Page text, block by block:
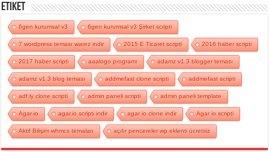
Etiket
6gen kurumsal v3 6gen kurumsal v3 Şirket scripti
7 wordpress teması warez indir 2015 E Ticaret scripti 2016 haber scripti
2017 haber scripti aaalogo programı adamz v1.3 blogger teması
adamz v1.3 blog teması addmefast clone scripti addmefast scripti
adf.ly clone scripti admin paneli scripti admin paneli template
Agar-io agar.io scripti indir agar io clone indir Agar io scripti
Aktif Bilişim whmcs temaları açılır pencereler wp eklenti ücretsiz